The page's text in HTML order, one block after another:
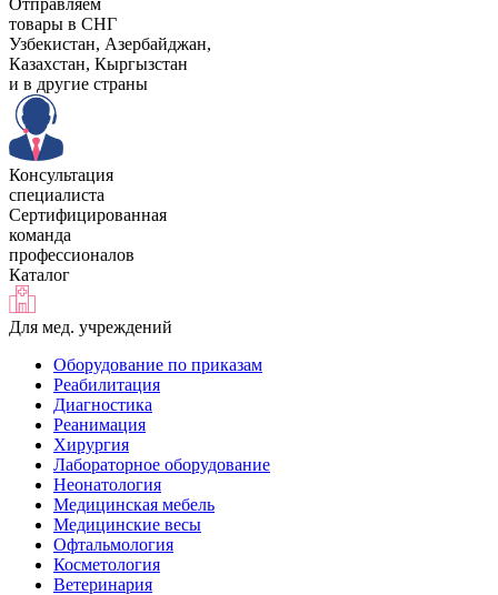
Отправляем
товары в СНГ
Узбекистан, Aзербайджан,
Казахстан, Кыргызстан
и в другие страны
Консультация
специалиста
Сертифицированная
команда
профессионалов
Каталог
Для мед. учреждений
Оборудование по приказам
Реабилитация
Диагностика
Реанимация
Хирургия
Лабораторное оборудование
Неонатология
Медицинская мебель
Медицинские весы
Офтальмология
Косметология
Ветеринария